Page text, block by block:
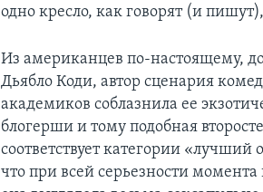
одно кресло, как говорят (и
Из американцев по-настоящему,
Дьябло Коди, автор сценария
академиков соблазнила ее
блогерши и тому подобная
соответствует категории
что при всей серьезности